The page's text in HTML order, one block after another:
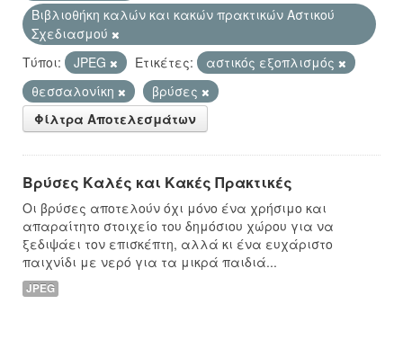
Βιβλιοθήκη καλών και κακών πρακτικών Αστικού
Σχεδιασμού
Τύποι:
JPEG Ετικέτες:
αστικός εξοπλισμός
θεσσαλονίκη
βρύσες
Φίλτρα Αποτελεσμάτων
Βρύσες Καλές και Κακές Πρακτικές
Οι βρύσες αποτελούν όχι μόνο ένα χρήσιμο και
απαραίτητο στοιχείο του δημόσιου χώρου για να
ξεδιψάει τον επισκέπτη, αλλά κι ένα ευχάριστο
παιχνίδι με νερό για τα μικρά παιδιά...
JPEG